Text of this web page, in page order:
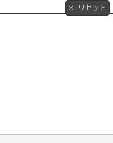
リセット